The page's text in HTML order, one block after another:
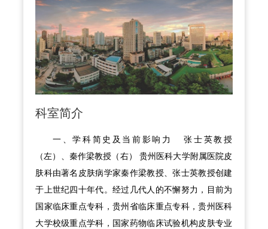
科室简介
一、学科简史及当前影响力 张士英教授
（左）、秦作梁教授（右） 贵州医科大学附属医院皮
肤科由著名皮肤病学家秦作梁教授、张士英教授创建
于上世纪四十年代。经过几代人的不懈努力，目前为
国家临床重点专科，贵州省临床重点专科，贵州医科
大学校级重点学科，国家药物临床试验机构皮肤专业